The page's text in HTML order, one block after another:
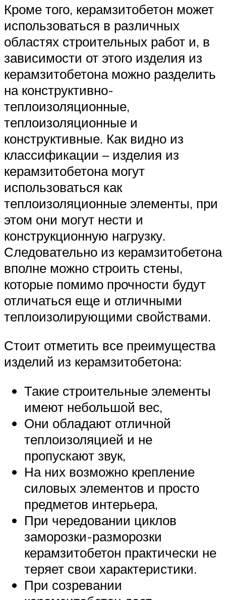
Кроме того, керамзитобетон может
использоваться в различных
областях строительных работ и, в
зависимости от этого изделия из
керамзитобетона можно разделить
на конструктивно-
теплоизоляционные,
теплоизоляционные и
конструктивные. Как видно из
классификации – изделия из
керамзитобетона могут
использоваться как
теплоизоляционные элементы, при
этом они могут нести и
конструкционную нагрузку.
Следовательно из керамзитобетона
вполне можно строить стены,
которые помимо прочности будут
отличаться еще и отличными
теплоизолирующими свойствами.
Стоит отметить все преимущества
изделий из керамзитобетона:
Такие строительные элементы
имеют небольшой вес,
Они обладают отличной
теплоизоляцией и не
пропускают звук,
На них возможно крепление
силовых элементов и просто
предметов интерьера,
При чередовании циклов
заморозки-разморозки
керамзитобетон практически не
теряет свои характеристики.
При созревании